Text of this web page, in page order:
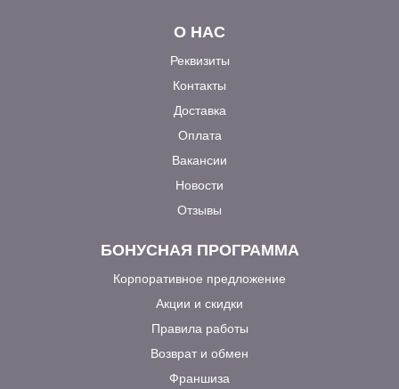
О НАС
Реквизиты
Контакты
Доставка
Оплата
Вакансии
Новости
Отзывы
БОНУСНАЯ ПРОГРАММА
Корпоративное предложение
Акции и скидки
Правила работы
Возврат и обмен
Франшиза